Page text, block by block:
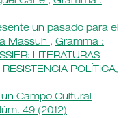
un pasado para el
Massuh , Gramma :
LITERATURAS
POLÍTICA,
Campo Cultural
49 (2012)